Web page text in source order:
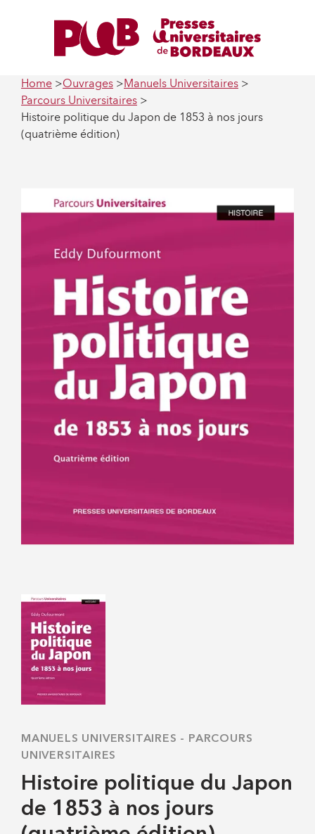
Home Ouvrages
Manuels Universitaires
Parcours Universitaires
Histoire politique du Japon de 1853 à nos jours
(quatrième édition)
MANUELS UNIVERSITAIRES -
PARCOURS
UNIVERSITAIRES
Histoire politique du Japon
de 1853 à nos jours